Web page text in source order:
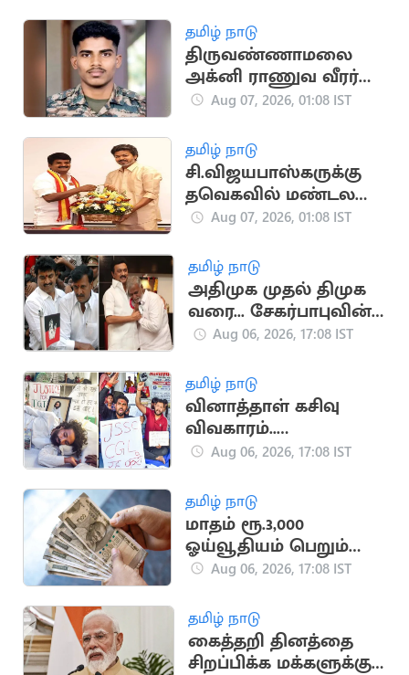
தமிழ் நாடு
திருவண்ணாமலை
அக்னி ராணுவ வீரர்
லடாக்கில் உயிரிழப்பு
Aug 07, 2026, 01:08 IST
தமிழ் நாடு
சி.விஜயபாஸ்கருக்கு
தவெகவில் மண்டல
பொறுப்பு ரெடி
Aug 07, 2026, 01:08 IST
தமிழ் நாடு
அதிமுக முதல் திமுக
வரை... சேகர்பாபுவின்
அரசியல் பயணம்
Aug 06, 2026, 17:08 IST
தமிழ் நாடு
வினாத்தாள் கசிவு
விவகாரம்..
ஜார்க்கண்டில் 13-வது
உண்ணாவிரதம்
Aug 06, 2026, 17:08 IST
தமிழ் நாடு
மாதம் ரூ.3,000
ஓய்வூதியம் பெறும்
அரசு திட்டம்
Aug 06, 2026, 17:08 IST
தமிழ் நாடு
கைத்தறி தினத்தை
சிறப்பிக்க மக்களுக்கு